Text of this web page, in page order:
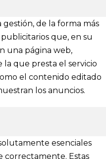
de la forma más
que, en su
una página web,
la que presta el servicio
el contenido editado
los anuncios.
esenciales
correctamente. Estas